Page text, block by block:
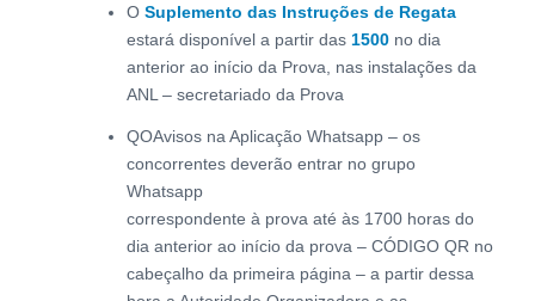
O Suplemento das Instruções de Regata
estará disponível a partir das 1500no dia
anterior ao início da Prova, nas instalações da
ANL – secretariado da Prova
QOAvisos na Aplicação Whatsapp – os
concorrentes deverão entrar no grupo
Whatsapp
correspondente à prova até às 1700 horas do
dia anterior ao início da prova – CÓDIGO QR no
cabeçalho da primeira página – a partir dessa